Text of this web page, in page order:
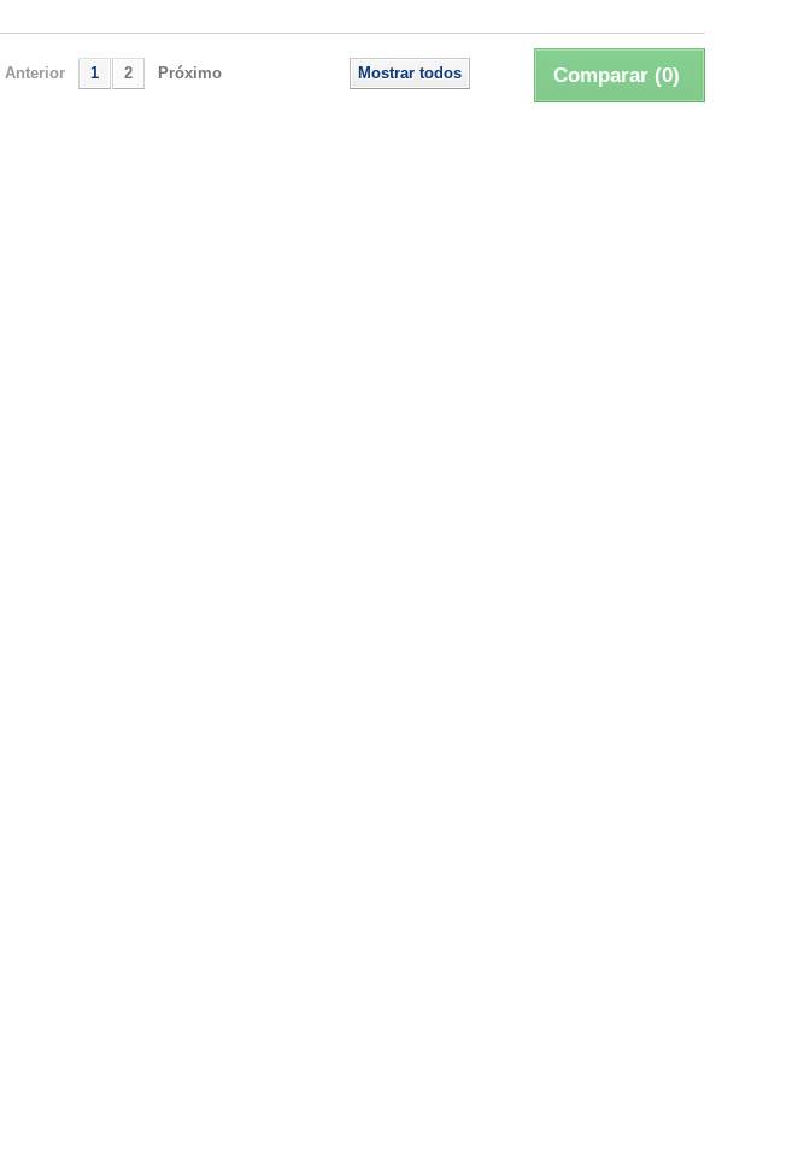
Comparar (0)
Mostrar todos
Anterior 1 2 Próximo